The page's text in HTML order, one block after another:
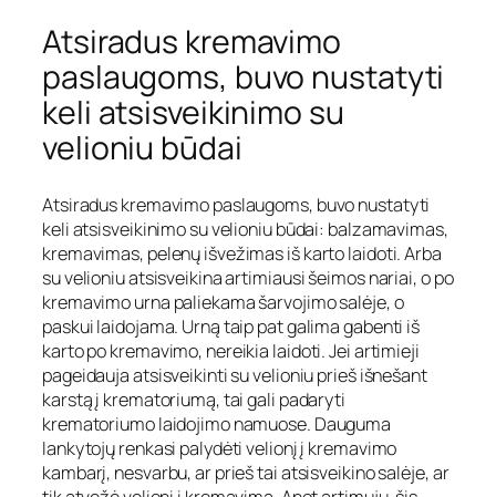
Atsiradus kremavimo
paslaugoms, buvo nustatyti
keli atsisveikinimo su
velioniu būdai
Atsiradus kremavimo paslaugoms, buvo nustatyti
keli atsisveikinimo su velioniu būdai: balzamavimas,
kremavimas, pelenų išvežimas iš karto laidoti. Arba
su velioniu atsisveikina artimiausi šeimos nariai, o po
kremavimo urna paliekama šarvojimo salėje, o
paskui laidojama. Urną taip pat galima gabenti iš
karto po kremavimo, nereikia laidoti. Jei artimieji
pageidauja atsisveikinti su velioniu prieš išnešant
karstą į krematoriumą, tai gali padaryti
krematoriumo laidojimo namuose. Dauguma
lankytojų renkasi palydėti velionį į kremavimo
kambarį, nesvarbu, ar prieš tai atsisveikino salėje, ar